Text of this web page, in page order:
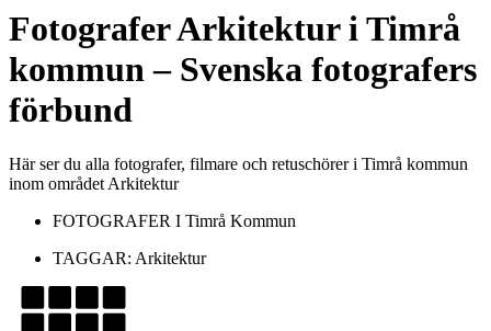
FotograferArkitekturiTimrå
kommun– Svenska fotografers
förbund
Här ser du alla fotografer, filmare och retuschörer i Timrå kommun
inom området Arkitektur
FOTOGRAFER I Timrå Kommun
TAGGAR: Arkitektur